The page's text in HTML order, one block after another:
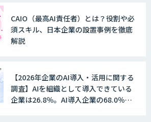
WAN-RECORD Plus
Explaza 生成AI Partner | AX
CAIO（最高AI責任者）とは？役割や必
須スキル、日本企業の設置事例を徹底
解説
【2026年企業のAI導入・活用に関する
調査】AIを組織として導入できている
企業は26.8％。AI導入企業の68.0％